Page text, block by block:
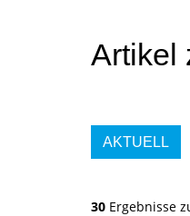
Artikel
AKTUELL
30Ergebnisse